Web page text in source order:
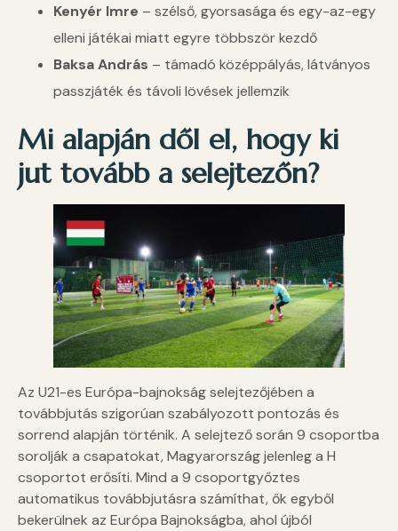
Kenyér Imre – szélső, gyorsasága és egy-az-egy
elleni játékai miatt egyre többször kezdő
Baksa András – támadó középpályás, látványos
passzjáték és távoli lövések jellemzik
Mi alapján dől el, hogy ki
jut tovább a selejtezőn?
Az U21-es Európa-bajnokság selejtezőjében a
továbbjutás szigorúan szabályozott pontozás és
sorrend alapján történik. A selejtező során 9 csoportba
sorolják a csapatokat, Magyarország jelenleg a H
csoportot erősíti. Mind a 9 csoportgyőztes
automatikus továbbjutásra számíthat, ők egyből
bekerülnek az Európa Bajnokságba, ahol újból